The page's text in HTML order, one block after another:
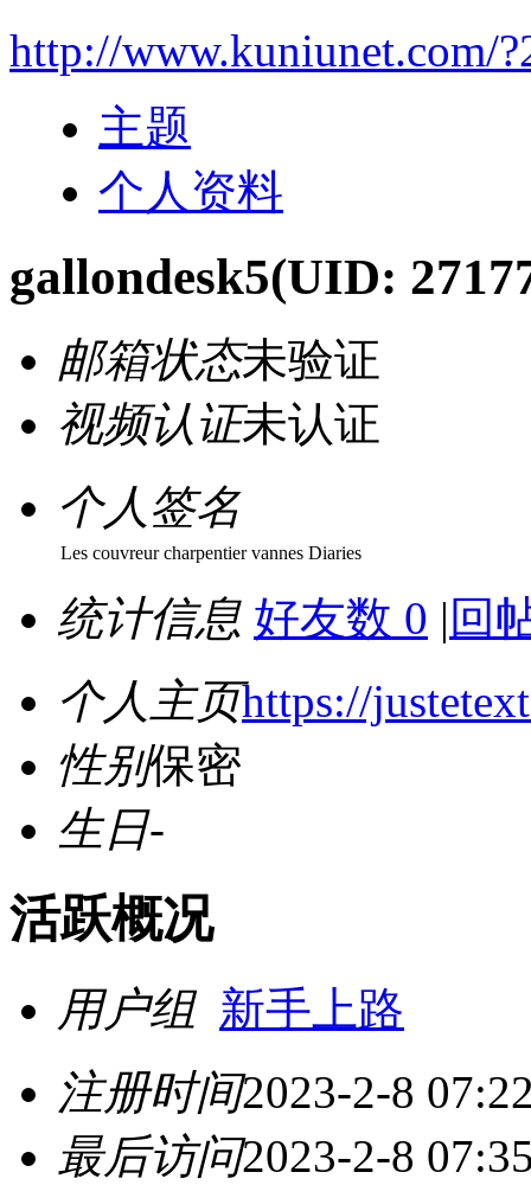
http://www.kuniunet.com/
主题
个人资料
gallondesk5(UID:
邮箱状态未验证
视频认证未认证
个人签名
Les couvreur charpentier vannes Diaries
统计信息 好友数 0 | 回
个人主页https://
性别保密
生日-
活跃概况
用户组 新手上路
注册时间2023-2-8
最后访问2023-2-8